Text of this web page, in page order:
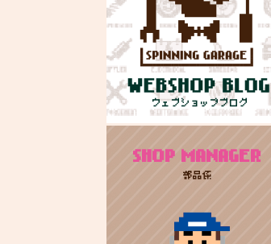
SHOP MANAGER
部品係